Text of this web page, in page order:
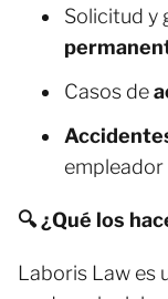
Solicitud y
Casos de
empleador
🔍 ¿Qué los
Laboris Law es